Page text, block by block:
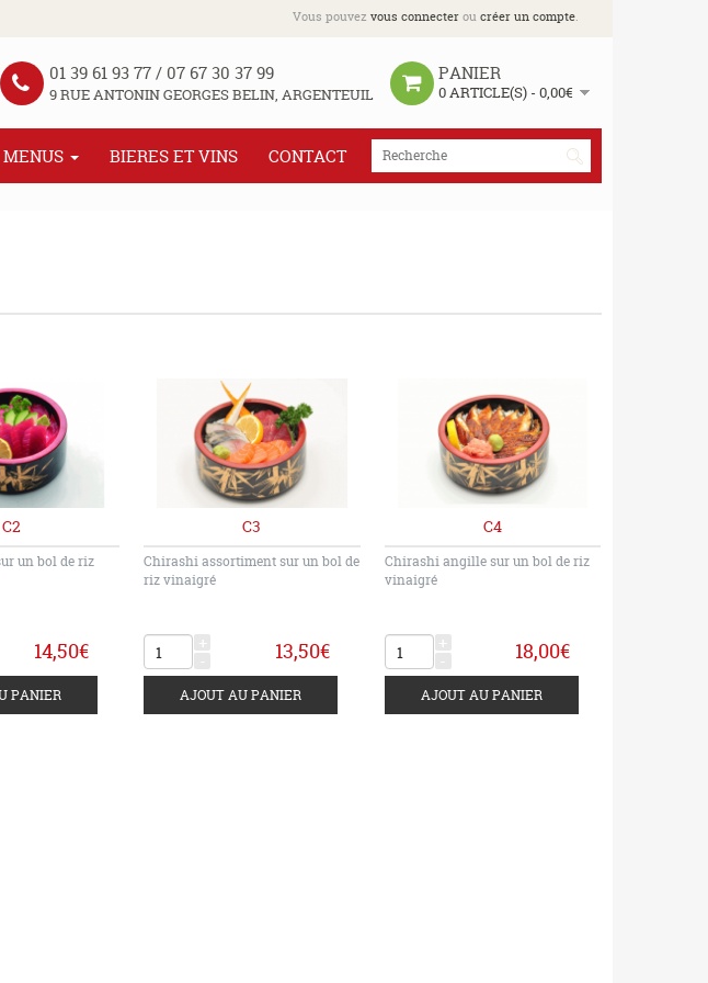
Vous pouvez vous connecteroucréer un compte.
01 39 61 93 77 / 07 67 30 37 99
9 RUE ANTONIN GEORGES BELIN, ARGENTEUIL
PANIER
0 ARTICLE(S) - 0,00€
MENUS BIERES ET VINS CONTACT
C2
un bol de riz
14,50€
C3
Chirashi assortiment sur un bol de
riz vinaigré
13,50€
C4
Chirashi angille sur un bol de riz
vinaigré
18,00€